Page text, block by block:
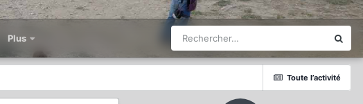
Plus
Toute l’activité